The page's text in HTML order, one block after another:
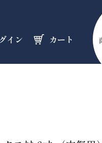
イン カート